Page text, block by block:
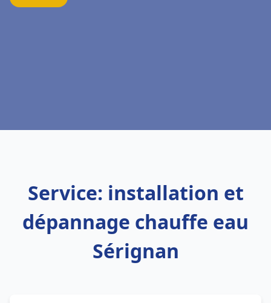
Service: installation et
dépannage chauffe eau
Sérignan